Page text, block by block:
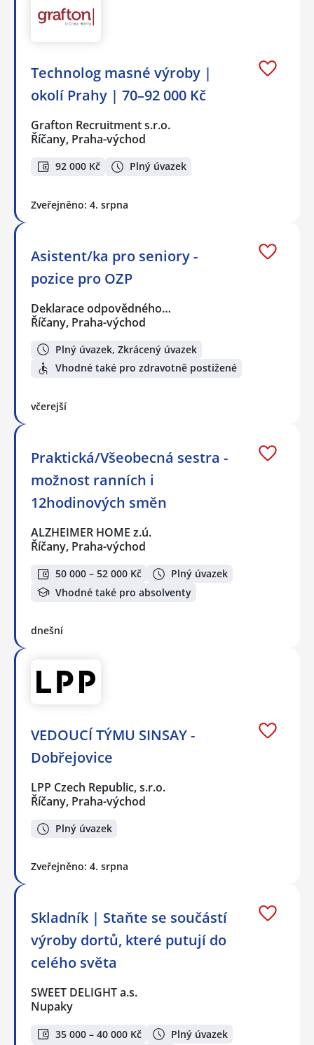
Technolog masné výroby |
okolí Prahy | 70–92 000 Kč
Grafton Recruitment s.r.o.
Říčany, Praha-východ
92 000 Kč Plný úvazek
Zveřejněno: 4. srpna
Asistent/ka pro seniory -
pozice pro OZP
Deklarace odpovědného…
Říčany, Praha-východ
Plný úvazek, Zkrácený úvazek
Vhodné také pro zdravotně postižené
včerejší
Praktická/Všeobecná sestra -
možnost ranních i
12hodinových směn
ALZHEIMER HOME z.ú.
Říčany, Praha-východ
50 000 – 52 000 Kč
Plný úvazek
Vhodné také pro absolventy
dnešní
VEDOUCÍ TÝMU SINSAY -
Dobřejovice
LPP Czech Republic, s.r.o.
Říčany, Praha-východ
Plný úvazek
Zveřejněno: 4. srpna
Skladník | Staňte se součástí
výroby dortů, které putují do
celého světa
SWEET DELIGHT a.s.
Nupaky
35 000 – 40 000 Kč
Plný úvazek